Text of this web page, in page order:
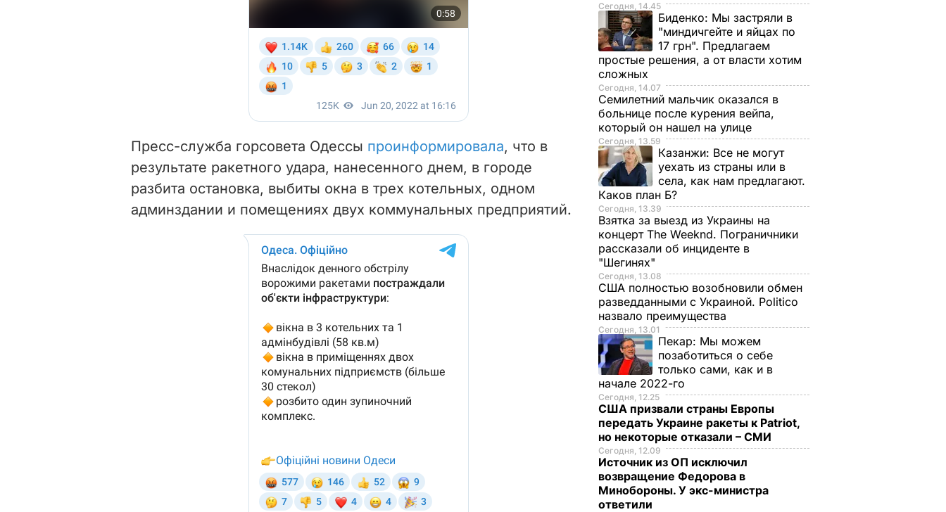
Пресс-служба горсовета Одессы проинформировала, что в
результате ракетного удара, нанесенного днем, в городе
разбита остановка, выбиты окна в трех котельных, одном
админздании и помещениях двух коммунальных предприятий.
Сегодня, 14.45
Биденко: Мы застряли в
"миндичгейте и яйцах по
17 грн". Предлагаем
простые решения, а от власти хотим
сложных
Сегодня, 14.07
Семилетний мальчик оказался в
больнице после курения вейпа,
который он нашел на улице
Сегодня, 13.59
Казанжи: Все не могут
уехать из страны или в
села, как нам предлагают.
Каков план Б?
Сегодня, 13.39
Взятка за выезд из Украины на
концерт The Weeknd. Пограничники
рассказали об инциденте в
"Шегинях"
Сегодня, 13.08
США полностью возобновили обмен
разведданными с Украиной. Politico
назвало преимущества
Сегодня, 13.01
Пекар: Мы можем
позаботиться о себе
только сами, как и в
начале 2022-го
Сегодня, 12.25
США призвали страны Европы
передать Украине ракеты к Patriot,
но некоторые отказали – СМИ
Сегодня, 12.09
Источник из ОП исключил
возвращение Федорова в
Минобороны. У экс-министра
ответили